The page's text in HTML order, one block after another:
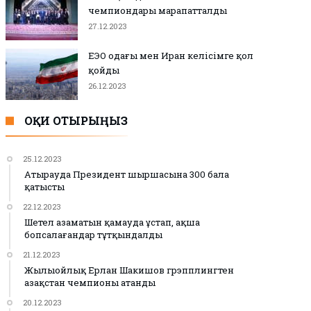
чемпиондары марапатталды
27.12.2023
ЕЭО одағы мен Иран келісімге қол
қойды
26.12.2023
ОҚИ ОТЫРЫҢЫЗ
25.12.2023
Атырауда Президент шыршасына 300 бала
қатысты
22.12.2023
Шетел азаматын қамауда ұстап, ақша
бопсалағандар тұтқындалды
21.12.2023
Жылыойлық Ерлан Шакишов грэпплингтен
Қазақстан чемпионы атанды
20.12.2023